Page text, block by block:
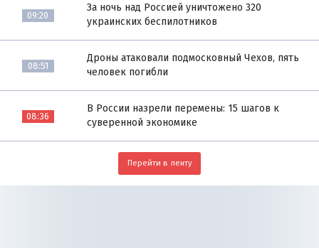
09:20
За ночь над Россией уничтожено 320
украинских беспилотников
08:51
Дроны атаковали подмосковный Чехов, пять
человек погибли
08:36
В России назрели перемены: 15 шагов к
суверенной экономике
Перейти в ленту